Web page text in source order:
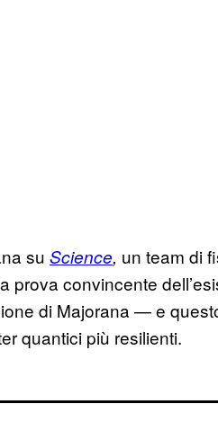
su Science, un team di
prova convincente
di Majorana — e
quantici più resilienti.